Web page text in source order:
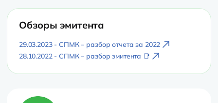
Обзоры эмитента
29.03.2023 - СПМК – разбор отчета за 2022
28.10.2022 - СПМК – разбор эмитента 📑